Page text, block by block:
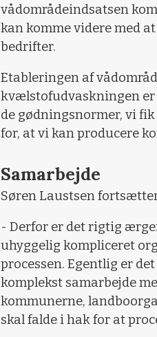
vådområdeindsatsen
kan komme videre med
bedrifter.
Etableringen af
kvælstofudvaskningen er
de gødningsnormer, vi
for, at vi kan producere
Samarbejde
Søren Laustsen
- Derfor er det rigtig
uhyggelig kompliceret
processen. Egentlig er
komplekst samarbejde
kommunerne,
skal falde i hak for at